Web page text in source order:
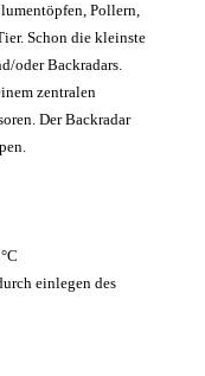
Pollern,
Schon die kleinste
oder Backradars.
zentralen
Der Backradar
einlegen des